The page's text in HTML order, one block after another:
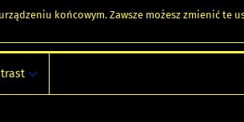
końcowym. Zawsze możesz zmienić te